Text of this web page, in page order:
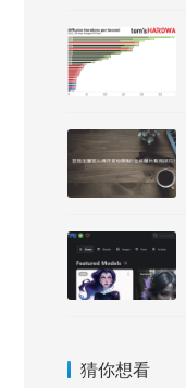
猜你想看